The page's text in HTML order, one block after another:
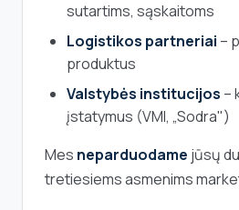
sutartims, sąskaitoms
Logistikos partneriai –
produktus
Valstybės institucijos –
įstatymus (VMI, „Sodra")
Mes neparduodame jūsų
tretiesiems asmenims